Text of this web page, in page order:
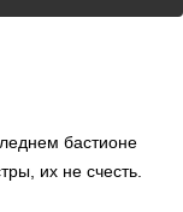
бастионе
их не счесть.